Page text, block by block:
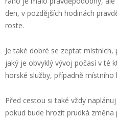
den, v pozdějších hodinách
roste.
Je také dobré se zeptat
jaký je obvyklý vývoj počasí v té
horské služby, případně místního
Před cestou si také vždy
pokud bude hrozit prudká